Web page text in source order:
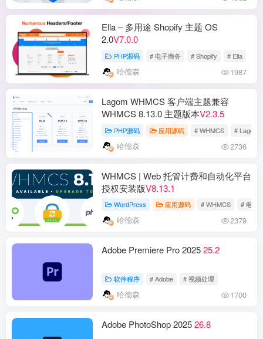
Ella – 多用途 Shopify 主题 OS
2.0V7.0.0
PHP源码 # 电子商务 # Shopify # Ella
哈德森 1987
Lagom WHMCS 客户端主题兼容
WHMCS 8.13.0 主题版本V2.3.5
PHP源码 应用源码 # WHMCS # Lagom
哈德森 2736
WHMCS | Web 托管计费和自动化平台
授权安装版V8.13.1
WordPress 应用源码 # WHMCS # 电子
哈德森 2379
Adobe Premiere Pro 202525.2
软件程序 # Adobe # 视频处理
哈德森 1700
Adob​​e PhotoShop 202526.8